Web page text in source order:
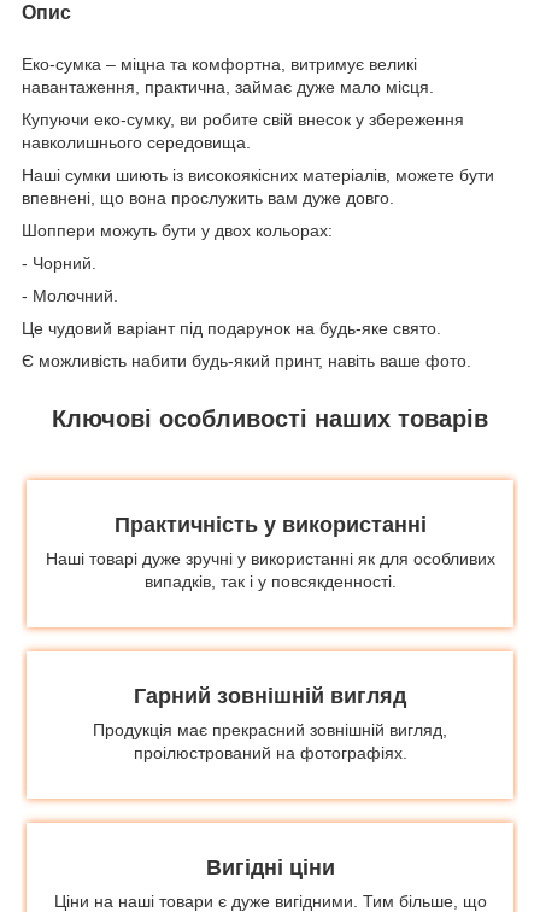
Опис
Еко-сумка – міцна та комфортна, витримує великі
навантаження, практична, займає дуже мало місця.
Купуючи еко-сумку, ви робите свій внесок у збереження
навколишнього середовища.
Наші сумки шиють із високоякісних матеріалів, можете бути
впевнені, що вона прослужить вам дуже довго.
Шоппери можуть бути у двох кольорах:
- Чорний.
- Молочний.
Це чудовий варіант під подарунок на будь-яке свято.
Є можливість набити будь-який принт, навіть ваше фото.
Ключові особливості наших товарів
Практичність у використанні
Наші товарі дуже зручні у використанні як для особливих
випадків, так і у повсякденності.
Гарний зовнішній вигляд
Продукція має прекрасний зовнішній вигляд,
проілюстрований на фотографіях.
Вигідні ціни
Ціни на наші товари є дуже вигідними. Тим більше, що